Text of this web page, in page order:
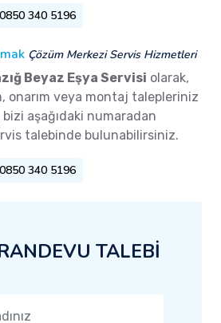
340 5196
Çözüm Merkezi Servis Hizmetleri
Beyaz Eşya Servisi olarak,
onarım veya montaj talepleriniz
aşağıdaki numaradan
talebinde bulunabilirsiniz.
340 5196
TALEBİ